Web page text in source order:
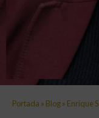
Portada » Blog» Enrique